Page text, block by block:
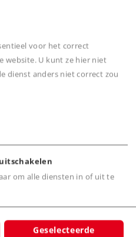
met led's
voor het correct
website. U kunt ze hier niet
dienst anders niet correct zou
om alle diensten in of uit te
Geselecteerde